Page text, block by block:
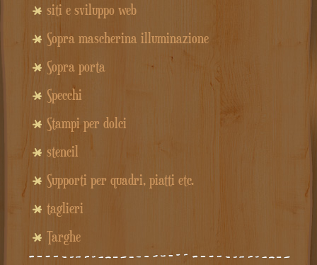
siti e sviluppo web
Sopra mascherina illuminazione
Sopra porta
Specchi
Stampi per dolci
stencil
Supporti per quadri, piatti etc.
taglieri
Targhe